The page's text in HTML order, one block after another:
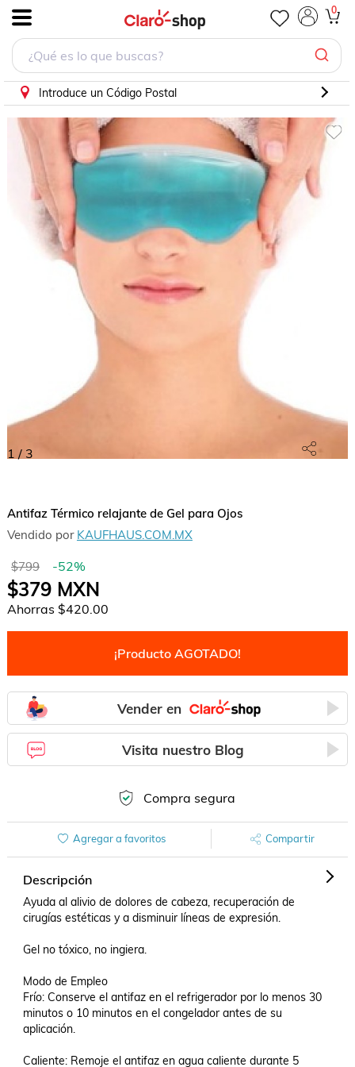
0
Introduce un Código Postal
1 / 3
Antifaz Térmico relajante de Gel para Ojos
Vendido por KAUFHAUS.COM.MX
$799 -52%
$379MXN
Ahorras $420.00
¡Producto AGOTADO!
Vender en
Visita nuestro Blog
Compra segura
Agregar a favoritos Compartir
Descripción
Ayuda al alivio de dolores de cabeza, recuperación de
cirugías estéticas y a disminuir líneas de expresión.
Gel no tóxico, no ingiera.
Modo de Empleo
Frío: Conserve el antifaz en el refrigerador por lo menos 30
minutos o 10 minutos en el congelador antes de su
aplicación.
Caliente: Remoje el antifaz en agua caliente durante 5